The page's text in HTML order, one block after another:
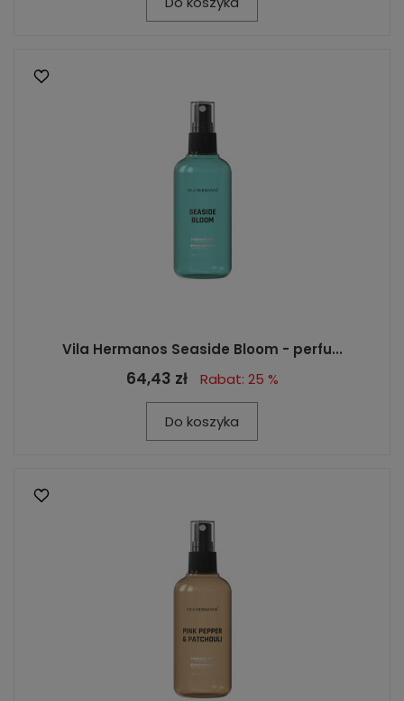
Vila Hermanos Seaside Bloom - perfu...
64,43 zł Rabat: 25 %
Do koszyka